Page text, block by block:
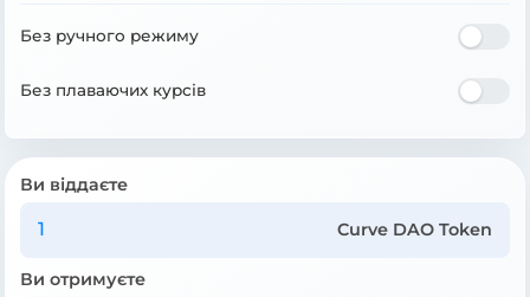
Без ручного режиму
Без плаваючих курсів
Ви віддаєте
Curve DAO Token
Ви отримуєте